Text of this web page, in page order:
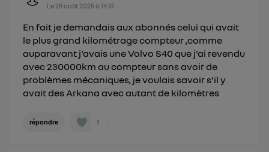
Le 28 août 2025à14:31
En fait je demandais aux abonnés celui qui avait
le plus grand kilométrage compteur ,comme
auparavant j'avais une Volvo S40 que j'ai revendu
avec 230000km au compteur sans avoir de
problèmes mécaniques, je voulais savoir s'il y
avait des Arkana avec autant de kilomètres
répondre 1